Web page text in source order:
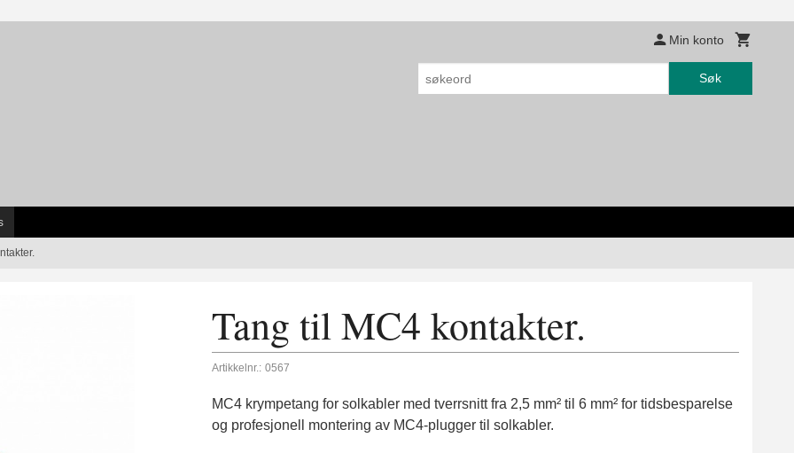
Min konto
Søk
Tang til MC4 kontakter.
Artikkelnr.: 0567
MC4 krympetang for solkabler med tverrsnitt fra 2,5 mm² til 6 mm² for tidsbesparelse
og profesjonell montering av MC4-plugger til solkabler.